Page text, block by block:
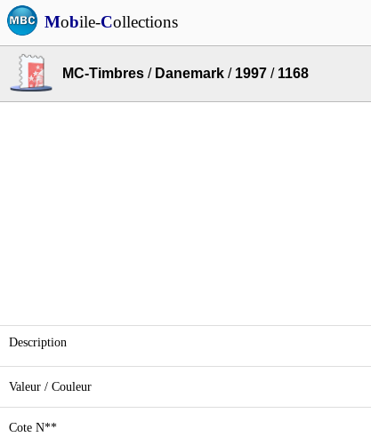
Mobile-Collections
MC-Timbres / Danemark / 1997 / 1168
Description
Valeur / Couleur
Cote N**